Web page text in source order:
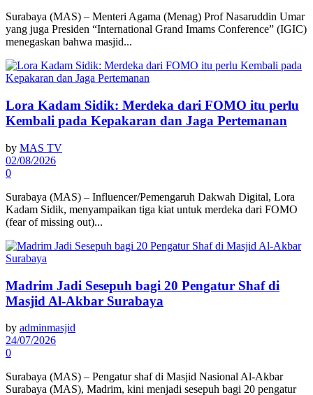
Surabaya (MAS) – Menteri Agama (Menag) Prof Nasaruddin Umar
yang juga Presiden “International Grand Imams Conference” (IGIC)
menegaskan bahwa masjid...
Lora Kadam Sidik: Merdeka dari FOMO itu perlu
Kembali pada Kepakaran dan Jaga Pertemanan
by MAS TV
02/08/2026
0
Surabaya (MAS) – Influencer/Pemengaruh Dakwah Digital, Lora
Kadam Sidik, menyampaikan tiga kiat untuk merdeka dari FOMO
(fear of missing out)...
Madrim Jadi Sesepuh bagi 20 Pengatur Shaf di
Masjid Al-Akbar Surabaya
by adminmasjid
24/07/2026
0
Surabaya (MAS) – Pengatur shaf di Masjid Nasional Al-Akbar
Surabaya (MAS), Madrim, kini menjadi sesepuh bagi 20 pengatur